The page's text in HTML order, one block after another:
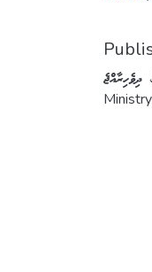
ދިވެހިރާއްޖެ